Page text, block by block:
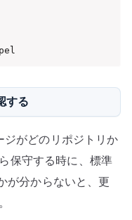
する
ジがどのリポジトリか
保守する時に、標準
が分からないと、更